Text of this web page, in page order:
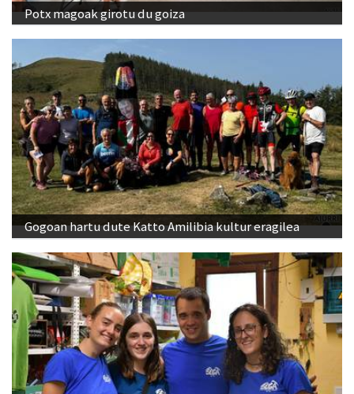
Potx magoak girotu du goiza
Gogoan hartu dute Katto Amilibia kultur eragilea